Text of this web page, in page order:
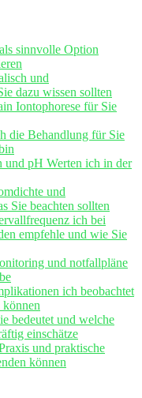
sinnvolle⁣ Option
und
⁤dazu wissen ‌sollten
Iontophorese für Sie
‍die Behandlung⁣ für⁣ Sie
und pH Werten ich in der
und
Sie ‌beachten sollten
ich bei
empfehle⁢ und wie Sie
und notfallpläne
ich beobachtet
bedeutet und welche
einschätze
und⁣ praktische
können